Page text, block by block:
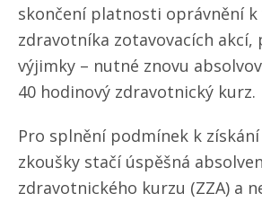
skončení platnosti oprávnění k
zdravotníka zotavovacích akcí,
výjimky – nutné znovu
40 hodinový zdravotnický kurz.
Pro splnění podmínek k
zkoušky stačí úspěšná
zdravotnického kurzu (ZZA) a